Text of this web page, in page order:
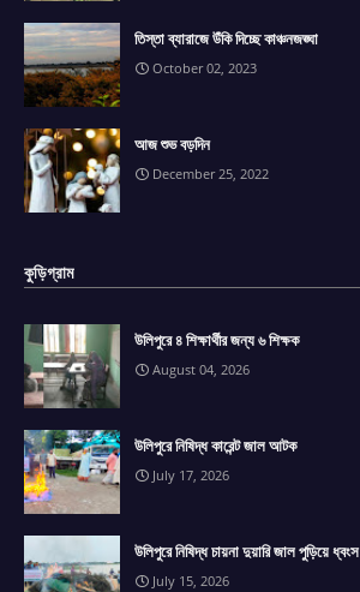
তিস্তা ব্যারাজে উঁকি দিচ্ছে কাঞ্চনজঙ্ঘা
October 02, 2023
আজ শুভ বড়দিন
December 25, 2022
কুড়িগ্রাম
উলিপুরে ৪ শিক্ষার্থীর জন্য ৬ শিক্ষক
August 04, 2026
উলিপুরে নিষিদ্ধ কারেন্ট জাল আটক
July 17, 2026
উলিপুরে নিষিদ্ধ চায়না দুয়ারি জাল পুড়িয়ে ধ্বংস
July 15, 2026